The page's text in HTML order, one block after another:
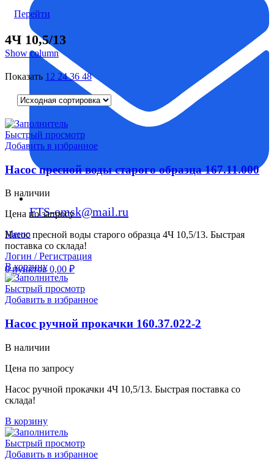
FTS-omsk@mail.ru
Меню
Логин / Регистрация
0пунктов 0,00 ₽
Перейти
4Ч 10,5/13
Show column
Показать 12 2436 48
Быстрый просмотр
Добавить в избранное
Насос пресной воды старого образца 167.11.000
В наличии
Цена по запросу
Насос пресной воды старого образца 4Ч 10,5/13. Быстрая
поставка со склада!
В корзину
Быстрый просмотр
Добавить в избранное
Насос ручной прокачки 160.37.022-2
В наличии
Цена по запросу
Насос ручной прокачки 4Ч 10,5/13. Быстрая поставка со
склада!
В корзину
Быстрый просмотр
Добавить в избранное